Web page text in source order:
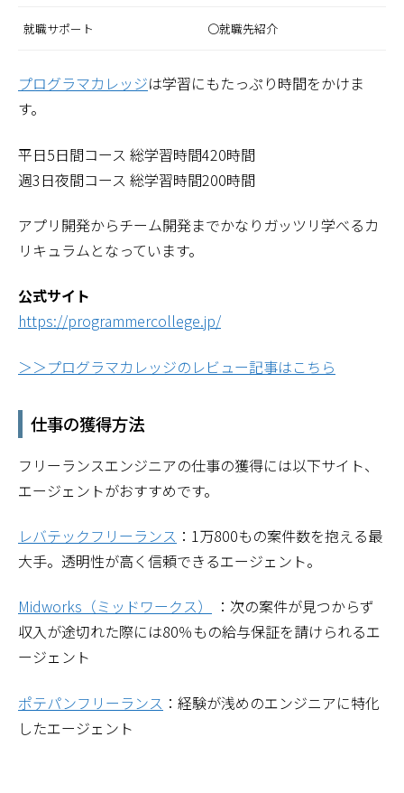
就職サポート 〇就職先紹介
プログラマカレッジは学習にもたっぷり時間をかけま
す。
平日5日間コース 総学習時間420時間
週3日夜間コース 総学習時間200時間
アプリ開発からチーム開発までかなりガッツリ学べるカ
リキュラムとなっています。
公式サイト
https://programmercollege.jp/
＞＞プログラマカレッジのレビュー記事はこちら
仕事の獲得方法
フリーランスエンジニアの仕事の獲得には以下サイト、
エージェントがおすすめです。
レバテックフリーランス ：1万800もの案件数を抱える最
大手。透明性が高く信頼できるエージェント。
Midworks（ミッドワークス）
：次の案件が見つからず
収入が途切れた際には80％もの給与保証を請けられるエ
ージェント
ポテパンフリーランス ：経験が浅めのエンジニアに特化
したエージェント